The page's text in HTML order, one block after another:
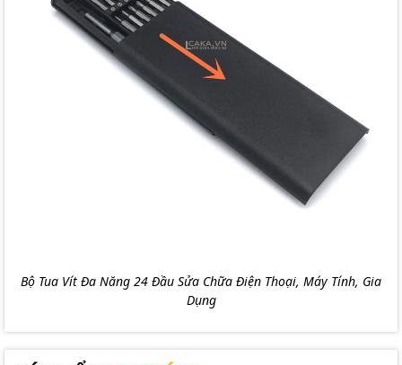
Bộ Tua Vít Đa Năng 24 Đầu Sửa Chữa Điện Thoại, Máy Tính, Gia
Dụng